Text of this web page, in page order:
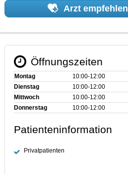
Arzt empfehlen
Öffnungszeiten
Montag 10:00‑12:00
Dienstag
10:00‑12:00
Mittwoch
10:00‑12:00
Donnerstag
10:00‑12:00
Patienteninformation
Privatpatienten